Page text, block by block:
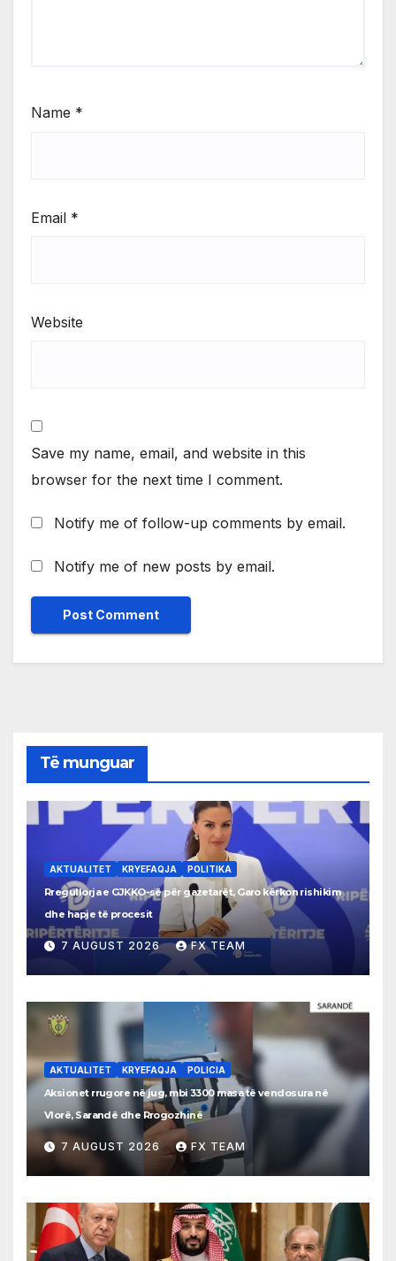
Name *
Email *
Website
Save my name, email, and website in this
browser for the next time I comment.
Notify me of follow-up comments by email.
Notify me of new posts by email.
Të munguar
AKTUALITET KRYEFAQJA POLITIKA
Rregullorja e GJKKO-së për gazetarët, Garo kërkon rishikim
dhe hapje të procesit
7 AUGUST 2026 FX TEAM
AKTUALITET KRYEFAQJA POLICIA
Aksionet rrugore në jug, mbi 3300 masa të vendosura në
Vlorë, Sarandë dhe Rrogozhinë
7 AUGUST 2026 FX TEAM